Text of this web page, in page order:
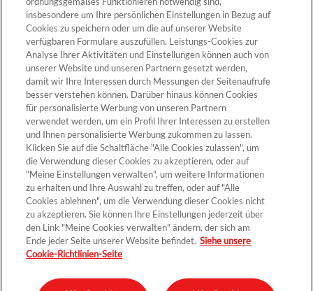
Cookie-Einstellungen
Kontakt >
Datenschutz
insbesondere um Ihre persönlichen Einstellungen in Bezug auf
Cookies zu speichern oder um die auf unserer Website
verfügbaren Formulare auszufüllen. Leistungs-Cookies zur
Analyse Ihrer Aktivitäten und Einstellungen können auch von
unserer Website und unseren Partnern gesetzt werden,
damit wir Ihre Interessen durch Messungen der Seitenaufrufe
besser verstehen können. Darüber hinaus können Cookies
für personalisierte Werbung von unseren Partnern
verwendet werden, um ein Profil Ihrer Interessen zu erstellen
und Ihnen personalisierte Werbung zukommen zu lassen.
Klicken Sie auf die Schaltfläche "Alle Cookies zulassen", um
die Verwendung dieser Cookies zu akzeptieren, oder auf
"Meine Einstellungen verwalten", um weitere Informationen
zu erhalten und Ihre Auswahl zu treffen, oder auf "Alle
Cookies ablehnen", um die Verwendung dieser Cookies nicht
zu akzeptieren. Sie können Ihre Einstellungen jederzeit über
den Link "Meine Cookies verwalten" ändern, der sich am
Ende jeder Seite unserer Website befindet. Siehe unsere
Cookie-Richtlinien-Seite